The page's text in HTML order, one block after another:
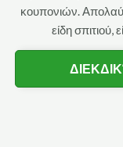
κουπονιών.
είδη